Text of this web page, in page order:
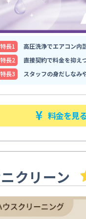
特⻑1
高圧洗浄でエアコン内
特⻑2
直接契約で料金を抑え
特⻑3
スタッフの身だしなみ
料金を見
クリーン